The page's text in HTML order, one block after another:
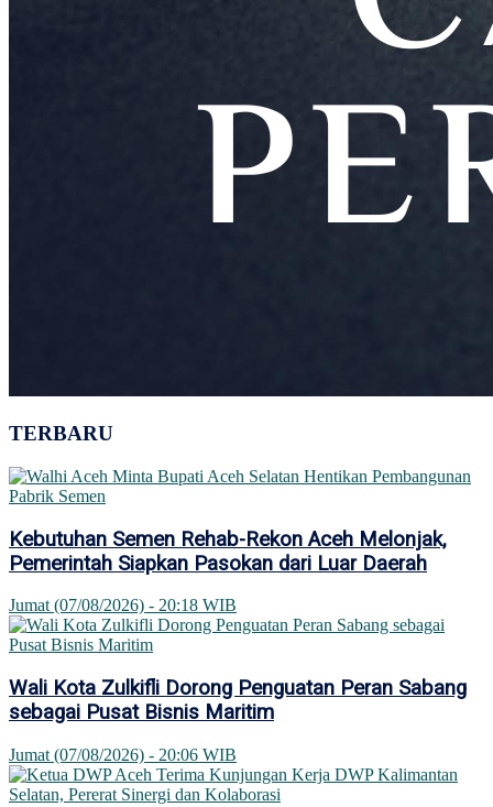
TERBARU
Kebutuhan Semen Rehab-Rekon Aceh Melonjak,
Pemerintah Siapkan Pasokan dari Luar Daerah
Jumat (07/08/2026) - 20:18 WIB
Wali Kota Zulkifli Dorong Penguatan Peran Sabang
sebagai Pusat Bisnis Maritim
Jumat (07/08/2026) - 20:06 WIB